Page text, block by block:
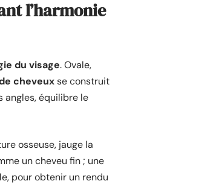
l’harmonie
du visage. Ovale,
cheveuxse construit
angles, équilibre le
osseuse, jauge la
un cheveu fin ; une
pour obtenir un rendu